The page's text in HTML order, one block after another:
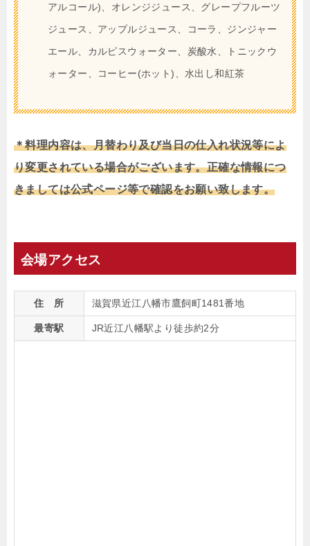
アルコール)、オレンジジュース、グレープフルーツ
ジュース、アップルジュース、コーラ、ジンジャー
エール、カルピスウォーター、炭酸水、トニックウ
ォーター、コーヒー(ホット)、水出し和紅茶
＊料理内容は、月替わり及び当日の仕入れ状況等によ
り変更されている場合がございます。正確な情報につ
きましては公式ページ等で確認をお願い致します。
会場アクセス
住 所 滋賀県近江八幡市鷹飼町1481番地
最寄駅 JR近江八幡駅より徒歩約2分